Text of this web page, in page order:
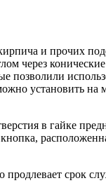
и прочих
через
установить на
в гайке
срок